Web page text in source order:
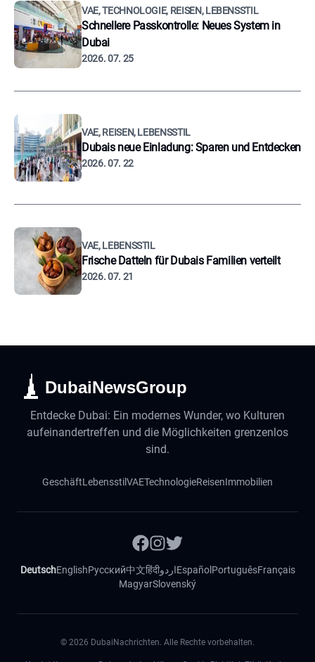
VAE, TECHNOLOGIE, REISEN, LEBENSSTIL
Schnellere Passkontrolle: Neues System in
Dubai
2026. 07. 25
VAE, REISEN, LEBENSSTIL
Dubais neue Einladung: Sparen und Entdecken
2026. 07. 22
VAE, LEBENSSTIL
Frische Datteln für Dubais Familien verteilt
2026. 07. 21
DubaiNewsGroup
Entdecke Dubai: Ein modernes Wunder, wo Kulturen
aufeinandertreffen und die Möglichkeiten grenzenlos
sind.
GeschäftLebensstilVAETechnologieReisenImmobilien
DeutschEnglishРусский中文हिंदीاردوEspañol PortuguêsFrançais
MagyarSlovenský
© 2026 DubaiNachrichten. Alle Rechte vorbehalten.